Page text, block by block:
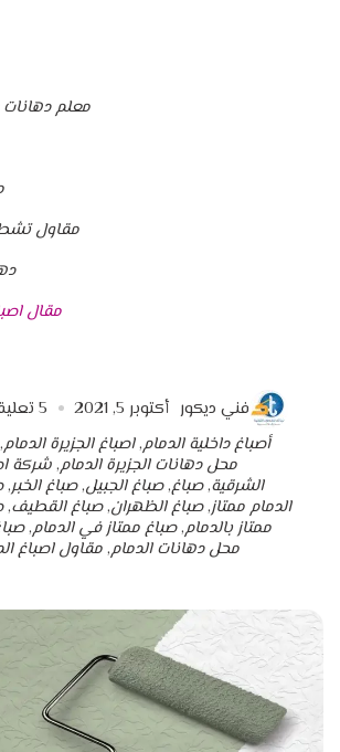
معلم دهانات
مقاول
مقال
فني ديكور أكتوبر 5, 2021 5
أصباغ داخلية الدمام,اصباغ الجزيرة الدمام
محل دهانات الجزيرة الدمام,شركة
الشرقية,صباغ,صباغ الجبيل,صباغ الخبر,
الدمام ممتاز,صباغ الظهران,صباغ القطيف,
ممتاز بالدمام,صباغ ممتاز في الدمام,
محل دهانات الدمام,مقاول اصباغ